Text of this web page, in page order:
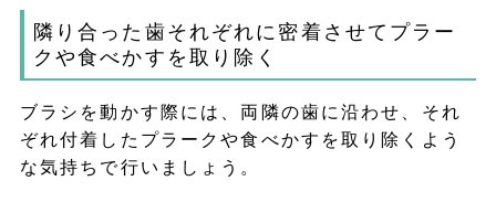
隣り合った歯それぞれに密着させてプラー
クや食べかすを取り除く
ブラシを動かす際には、両隣の歯に沿わせ、それ
ぞれ付着したプラークや食べかすを取り除くよう
な気持ちで行いましょう。